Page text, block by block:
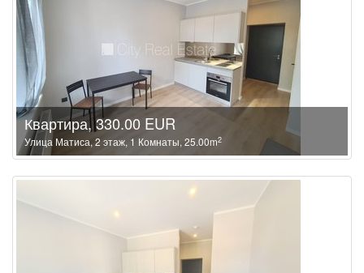
Квартира, 330.00 EUR
Улица Матиса, 2 этаж, 1 Комнаты, 25.00m2